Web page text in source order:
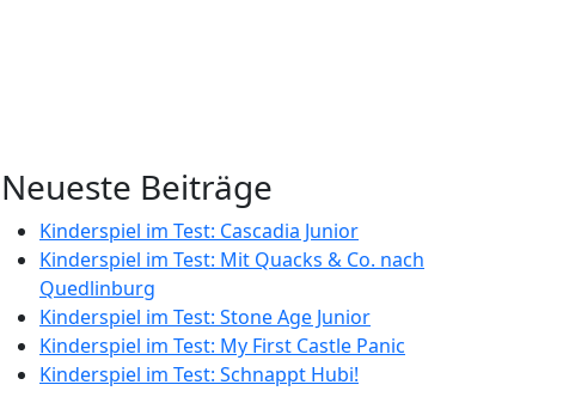
Neueste Beiträge
Kinderspiel im Test: Cascadia Junior
Kinderspiel im Test: Mit Quacks & Co. nach
Quedlinburg
Kinderspiel im Test: Stone Age Junior
Kinderspiel im Test: My First Castle Panic
Kinderspiel im Test: Schnappt Hubi!